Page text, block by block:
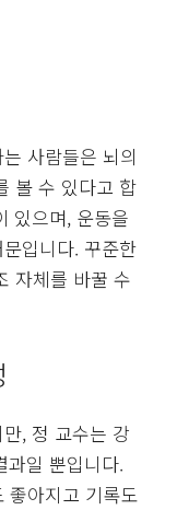
사람들은 뇌의
볼 수 있다고 합
있으며, 운동을
입니다. 꾸준한
자체를 바꿀 수
, 정 교수는 강
과일 뿐입니다.
좋아지고 기록도